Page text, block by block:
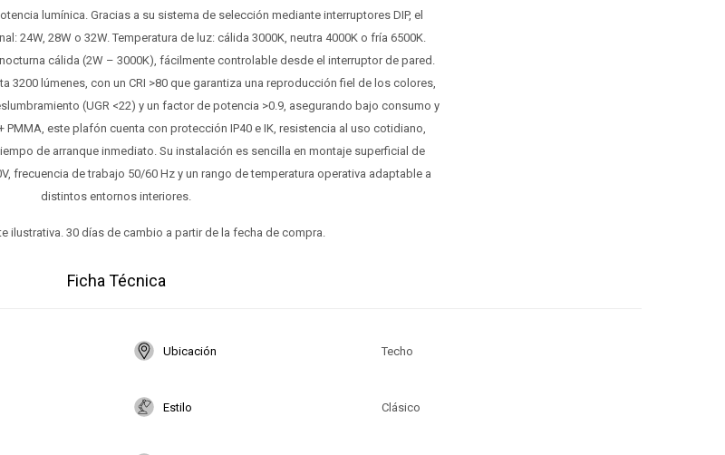
lumínica. Gracias a su sistema de selección mediante interruptores DIP, el
24W, 28W o 32W. Temperatura de luz: cálida 3000K, neutra 4000K o fría 6500K.
cálida (2W – 3000K), fácilmente controlable desde el interruptor de pared.
3200 lúmenes, con un CRI >80 que garantiza una reproducción fiel de los colores,
(UGR <22) y un factor de potencia >0.9, asegurando bajo consumo y
PMMA, este plafón cuenta con protección IP40 e IK, resistencia al uso cotidiano,
de arranque inmediato. Su instalación es sencilla en montaje superficial de
frecuencia de trabajo 50/60 Hz y un rango de temperatura operativa adaptable a
distintos entornos interiores.
ilustrativa. 30 días de cambio a partir de la fecha de compra.
Ficha Técnica
Ubicación Techo
Estilo Clásico